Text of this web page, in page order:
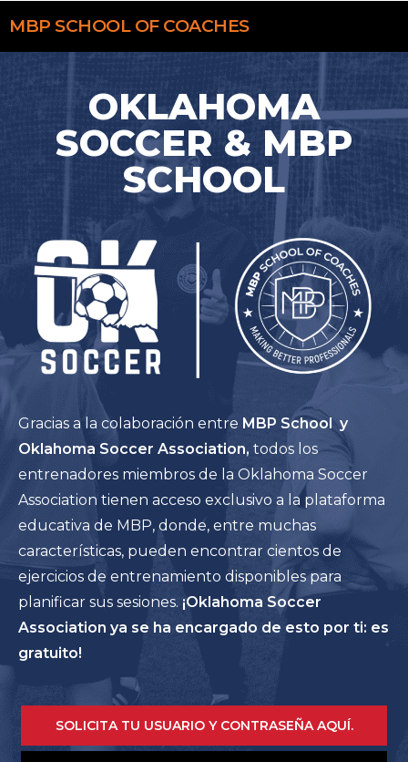
MBP SCHOOL OF COACHES
OKLAHOMA
SOCCER & MBP
SCHOOL
Gracias a la colaboración entre MBP School y
Oklahoma Soccer Association, todos los
entrenadores miembros de la Oklahoma Soccer
Association tienen acceso exclusivo a la plataforma
educativa de MBP, donde, entre muchas
características, pueden encontrar cientos de
ejercicios de entrenamiento disponibles para
planificar sus sesiones. ¡Oklahoma Soccer
Association ya se ha encargado de esto por ti: es
gratuito!
SOLICITA TU USUARIO Y CONTRASEÑA AQUÍ.